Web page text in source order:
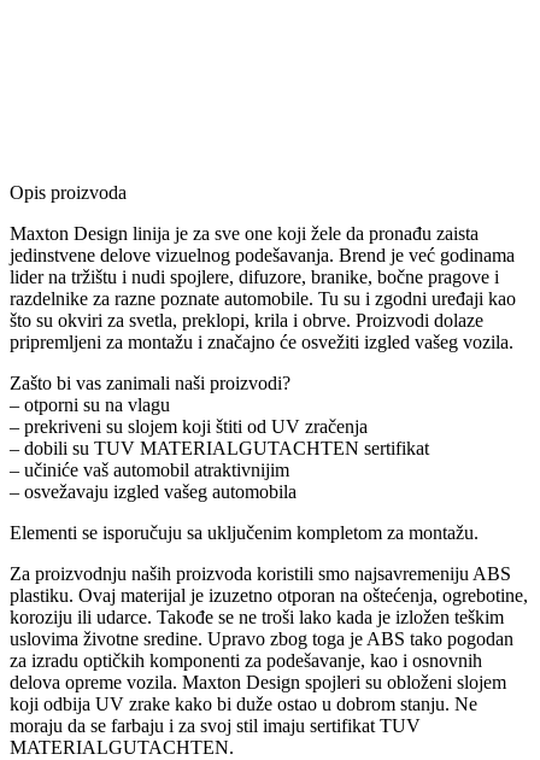
Opis proizvoda
Maxton Design linija je za sve one koji žele da pronađu zaista
jedinstvene delove vizuelnog podešavanja. Brend je već godinama
lider na tržištu i nudi spojlere, difuzore, branike, bočne pragove i
razdelnike za razne poznate automobile. Tu su i zgodni uređaji kao
što su okviri za svetla, preklopi, krila i obrve. Proizvodi dolaze
pripremljeni za montažu i značajno će osvežiti izgled vašeg vozila.
Zašto bi vas zanimali naši proizvodi?
– otporni su na vlagu
– prekriveni su slojem koji štiti od UV zračenja
– dobili su TUV MATERIALGUTACHTEN sertifikat
– učiniće vaš automobil atraktivnijim
– osvežavaju izgled vašeg automobila
Elementi se isporučuju sa uključenim kompletom za montažu.
Za proizvodnju naših proizvoda koristili smo najsavremeniju ABS
plastiku. Ovaj materijal je izuzetno otporan na oštećenja, ogrebotine,
koroziju ili udarce. Takođe se ne troši lako kada je izložen teškim
uslovima životne sredine. Upravo zbog toga je ABS tako pogodan
za izradu optičkih komponenti za podešavanje, kao i osnovnih
delova opreme vozila. Maxton Design spojleri su obloženi slojem
koji odbija UV zrake kako bi duže ostao u dobrom stanju. Ne
moraju da se farbaju i za svoj stil imaju sertifikat TUV
MATERIALGUTACHTEN.